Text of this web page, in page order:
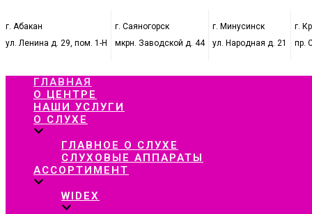
г. Абакан
ул. Ленина д. 29, пом. 1-Н
г. Саяногорск
мкрн. Заводской д. 44
г. Минусинск
ул. Народная д. 21
г.
пр.
ГЛАВНАЯ
О ЦЕНТРЕ
НАШИ УСЛУГИ
О СЛУХЕ
ГЛАВНОЕ О СЛУХЕ
СЛУХОВЫЕ АППАРАТЫ
АССОРТИМЕНТ
WIDEX